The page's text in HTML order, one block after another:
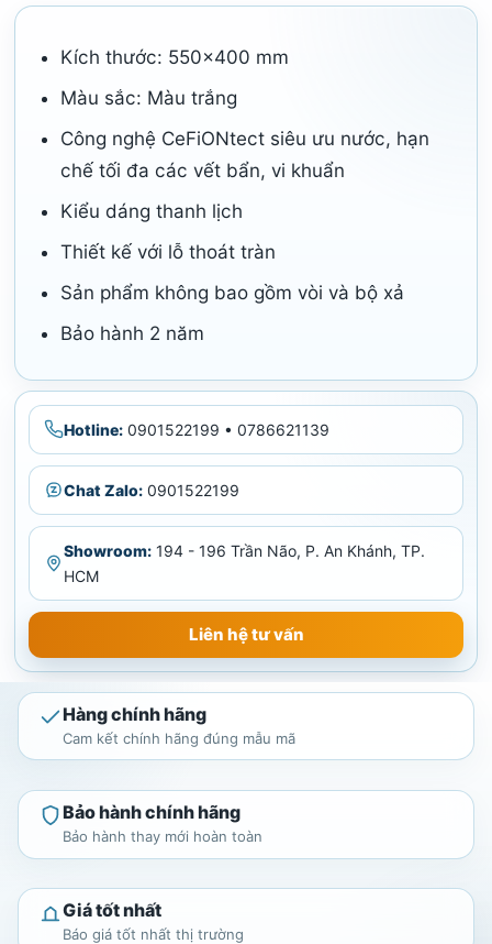
Kích thước: 550×400 mm
Màu sắc: Màu trắng
Công nghệ CeFiONtect siêu ưu nước, hạn
chế tối đa các vết bẩn, vi khuẩn
Kiểu dáng thanh lịch
Thiết kế với lỗ thoát tràn
Sản phẩm không bao gồm vòi và bộ xả
Bảo hành 2 năm
Hotline: 0901522199 • 0786621139
Chat Zalo: 0901522199
Showroom: 194 - 196 Trần Não, P. An Khánh, TP.
HCM
Liên hệ tư vấn
Hàng chính hãng
Cam kết chính hãng đúng mẫu mã
Bảo hành chính hãng
Bảo hành thay mới hoàn toàn
Giá tốt nhất
Báo giá tốt nhất thị trường